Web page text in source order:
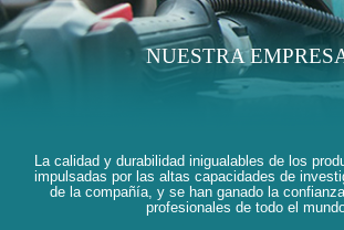
NUESTRA
La calidad y durabilidad inigualables de los
impulsadas por las altas capacidades de
de la compañía, y se han ganado la
profesionales de todo el